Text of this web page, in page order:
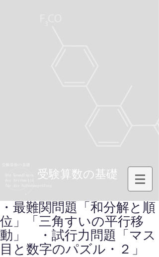
受験算数の基礎
・最難関問題「和分解と順
位」「三角すいの平行移
動」 ・試行力問題「マス
目と数字のパズル・２」